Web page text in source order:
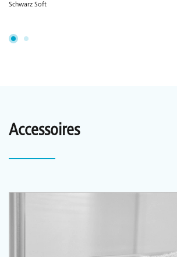
Schwarz Soft
Accessoires